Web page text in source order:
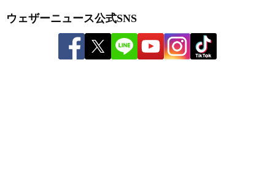
ウェザーニュース公式SNS